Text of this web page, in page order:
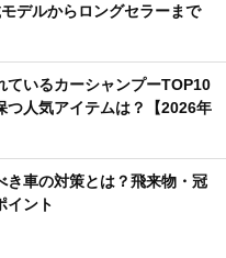
デルからロングセラーまで
ているカーシャンプーTOP10
つ人気アイテムは？【2026年
き車の対策とは？飛来物・冠
イント